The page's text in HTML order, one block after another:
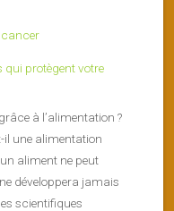
protègent votre
à l’alimentation ?
il une alimentation
aliment ne peut
développera jamais
scientifiques